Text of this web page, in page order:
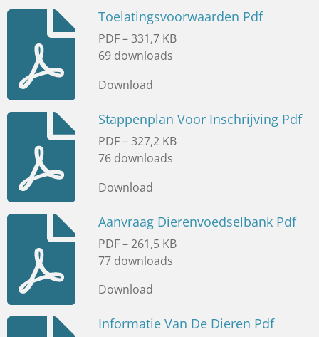
Toelatingsvoorwaarden Pdf
PDF – 331,7 KB
69 downloads
Download
Stappenplan Voor Inschrijving Pdf
PDF – 327,2 KB
76 downloads
Download
Aanvraag Dierenvoedselbank Pdf
PDF – 261,5 KB
77 downloads
Download
Informatie Van De Dieren Pdf